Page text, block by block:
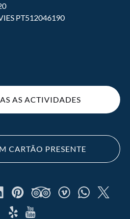
PT512046190
window)
AS ACTIVIDADES
CARTÃO PRESENTE